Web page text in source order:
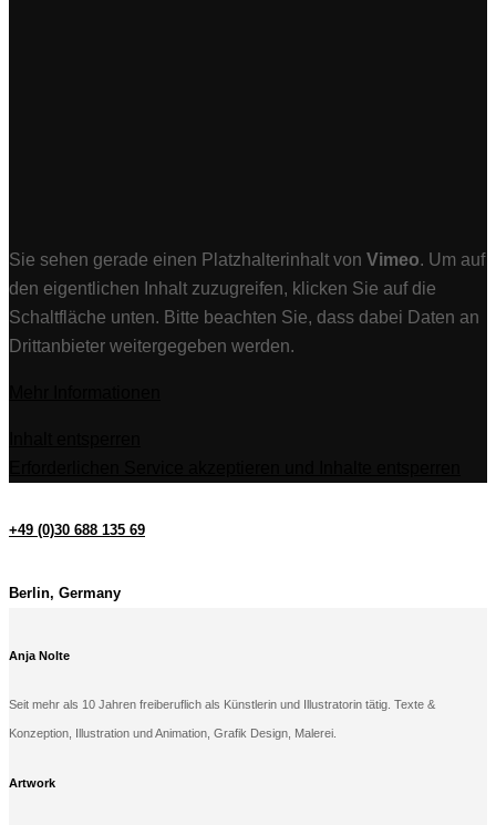
Sie sehen gerade einen Platzhalterinhalt von Vimeo. Um auf
den eigentlichen Inhalt zuzugreifen, klicken Sie auf die
Schaltfläche unten. Bitte beachten Sie, dass dabei Daten an
Drittanbieter weitergegeben werden.
+49 (0)30 688 135 69
Berlin, Germany
Anja Nolte
Seit mehr als 10 Jahren freiberuflich als Künstlerin und Illustratorin tätig. Texte &
Konzeption, Illustration und Animation, Grafik Design, Malerei.
Artwork